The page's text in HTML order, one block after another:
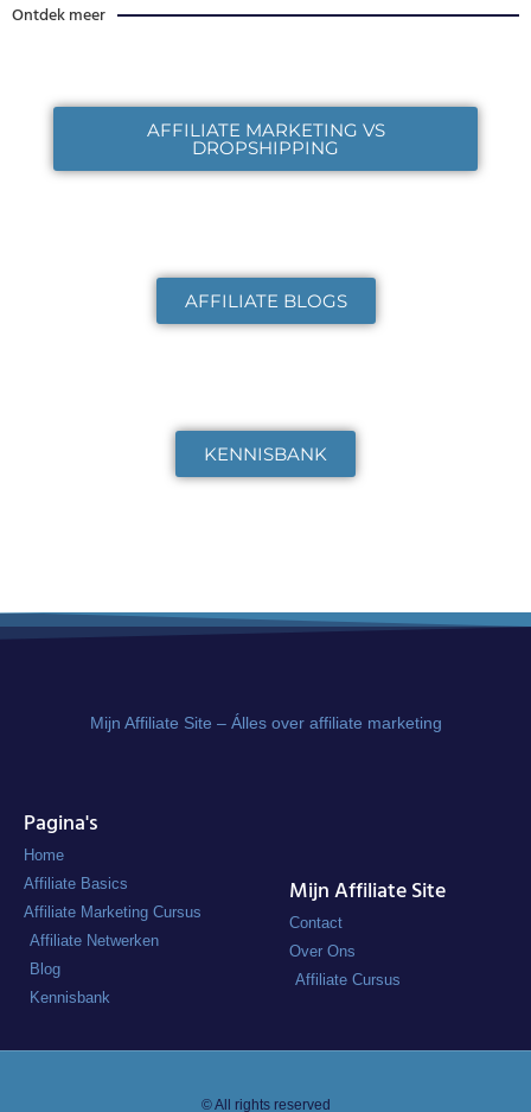
Ontdek meer
AFFILIATE MARKETING VS
DROPSHIPPING
AFFILIATE BLOGS
KENNISBANK
Mijn Affiliate Site – Álles over affiliate marketing
Pagina's
Home
Affiliate Basics
Affiliate Marketing Cursus
Affiliate Netwerken
Blog
Kennisbank
Mijn Affiliate Site
Contact
Over Ons
Affiliate Cursus
© All rights reserved